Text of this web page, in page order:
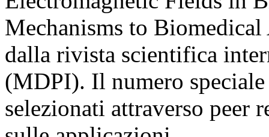
Mechanisms to
dalla rivista scientifica
(MDPI). Il numero
selezionati attraverso peer